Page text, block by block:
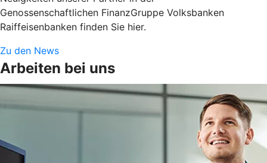
Genossenschaftlichen FinanzGruppe Volksbanken
Raiffeisenbanken finden Sie hier.
Zu den News
Arbeiten bei uns